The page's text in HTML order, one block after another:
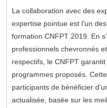
La collaboration avec des
expertise pointue est l’un
formation CNFPT 2019. En
professionnels chevronnés
respectifs, le CNFPT
programmes proposés.
participants de bénéficier
actualisée, basée sur les